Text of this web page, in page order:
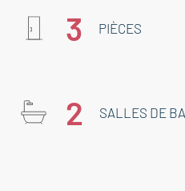
3 PIÈCES
2 SALLES DE